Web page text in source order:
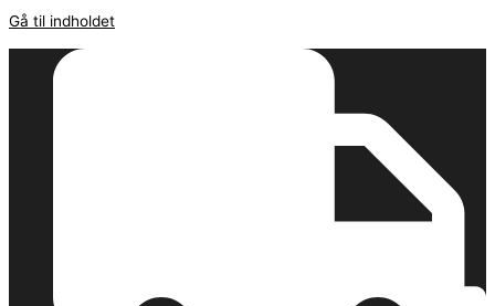
Gå til indholdet